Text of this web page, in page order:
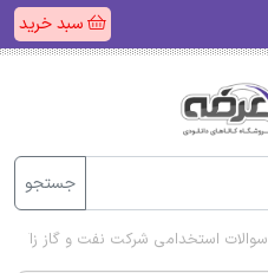
سبد خرید
جستجو
سوالات استخدامی شرکت نفت و گاز